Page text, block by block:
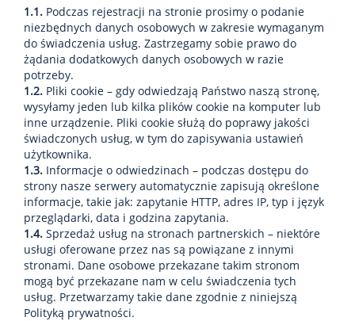
1.1. Podczas rejestracji na stronie prosimy o podanie
niezbędnych danych osobowych w zakresie wymaganym
do świadczenia usług. Zastrzegamy sobie prawo do
żądania dodatkowych danych osobowych w razie
potrzeby.
1.2. Pliki cookie – gdy odwiedzają Państwo naszą stronę,
wysyłamy jeden lub kilka plików cookie na komputer lub
inne urządzenie. Pliki cookie służą do poprawy jakości
świadczonych usług, w tym do zapisywania ustawień
użytkownika.
1.3. Informacje o odwiedzinach – podczas dostępu do
strony nasze serwery automatycznie zapisują określone
informacje, takie jak: zapytanie HTTP, adres IP, typ i język
przeglądarki, data i godzina zapytania.
1.4. Sprzedaż usług na stronach partnerskich – niektóre
usługi oferowane przez nas są powiązane z innymi
stronami. Dane osobowe przekazane takim stronom
mogą być przekazane nam w celu świadczenia tych
usług. Przetwarzamy takie dane zgodnie z niniejszą
Polityką prywatności.